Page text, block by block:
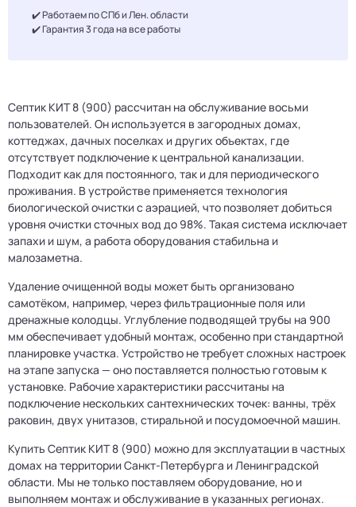
✔️ Работаем по СПб и Лен. области
✔️ Гарантия 3 года на все работы
Септик КИТ 8 (900) рассчитан на обслуживание восьми
пользователей. Он используется в загородных домах,
коттеджах, дачных поселках и других объектах, где
отсутствует подключение к центральной канализации.
Подходит как для постоянного, так и для периодического
проживания. В устройстве применяется технология
биологической очистки с аэрацией, что позволяет добиться
уровня очистки сточных вод до 98%. Такая система исключает
запахи и шум, а работа оборудования стабильна и
малозаметна.
Удаление очищенной воды может быть организовано
самотёком, например, через фильтрационные поля или
дренажные колодцы. Углубление подводящей трубы на 900
мм обеспечивает удобный монтаж, особенно при стандартной
планировке участка. Устройство не требует сложных настроек
на этапе запуска — оно поставляется полностью готовым к
установке. Рабочие характеристики рассчитаны на
подключение нескольких сантехнических точек: ванны, трёх
раковин, двух унитазов, стиральной и посудомоечной машин.
Купить Септик КИТ 8 (900) можно для эксплуатации в частных
домах на территории Санкт-Петербурга и Ленинградской
области. Мы не только поставляем оборудование, но и
выполняем монтаж и обслуживание в указанных регионах.